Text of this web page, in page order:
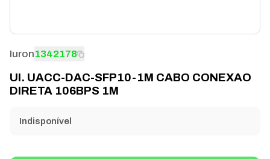
Iuron1342178
UI. UACC-DAC-SFP10-1M CABO CONEXAO
DIRETA 106BPS 1M
Indisponível